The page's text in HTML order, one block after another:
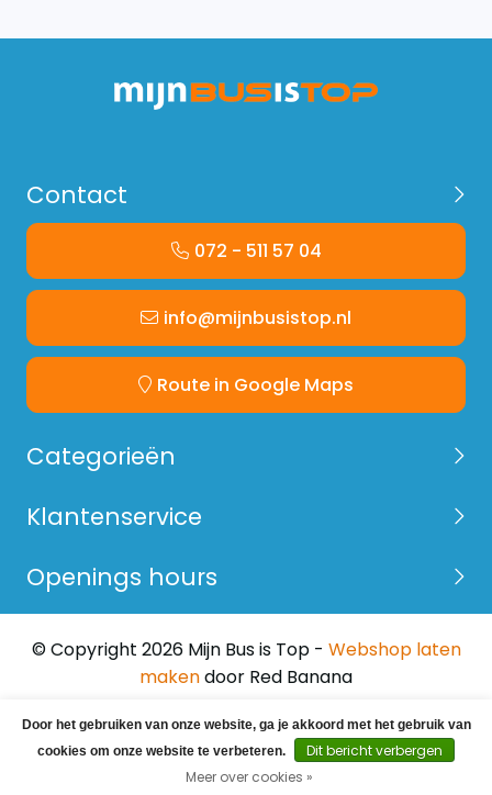
Bekijk hier de volledige voorwaarden:
wandbetimmering voor de linker- en rechterzijde.
Achterdeur panelen en schuifdeur panelen zijn
niet inbegrepen. Op zoek naar een complete
betimmering?klik hier.
Contact
072 - 511 57 04
info@mijnbusistop.nl
Route in Google Maps
Categorieën
Klantenservice
Openings hours
© Copyright 2026 Mijn Bus is Top - Webshop laten
makendoor Red Banana
Door het gebruiken van onze website, ga je akkoord met het gebruik van
cookies om onze website te verbeteren.
Dit bericht verbergen
Meer over cookies »